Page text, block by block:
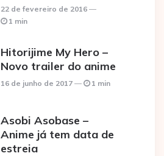
22 de fevereiro de 2016
1 min
Hitorijime My Hero –
Novo trailer do anime
16 de junho de 2017 1 min
Asobi Asobase –
Anime já tem data de
estreia